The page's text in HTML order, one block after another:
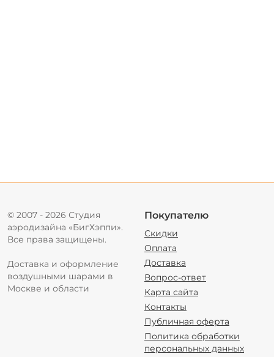
© 2007 - 2026 Студия
аэродизайна «БигХэппи».
Все права защищены.
Доставка и оформление
воздушными шарами в
Москве и области
Покупателю
Скидки
Оплата
Доставка
Вопрос-ответ
Карта сайта
Контакты
Публичная оферта
Политика обработки
персональных данных